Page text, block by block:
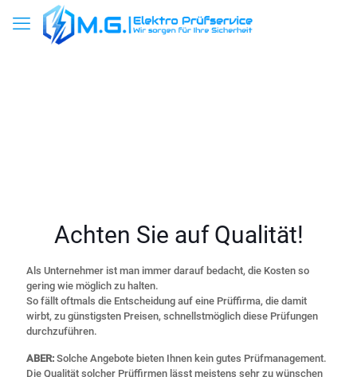
Achten Sie auf Qualität!
Als Unternehmer ist man immer darauf bedacht, die Kosten so
gering wie möglich zu halten.
So fällt oftmals die Entscheidung auf eine Prüffirma, die damit
wirbt, zu günstigsten Preisen, schnellstmöglich diese Prüfungen
durchzuführen.
ABER: Solche Angebote bieten Ihnen kein gutes Prüfmanagement.
Die Qualität solcher Prüffirmen lässt meistens sehr zu wünschen